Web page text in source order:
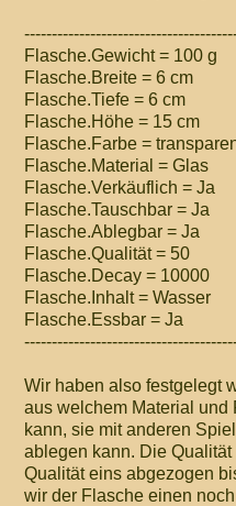
Flasche.Gewicht = 100 g
Flasche.Breite = 6 cm
Flasche.Tiefe = 6 cm
Flasche.Höhe = 15 cm
Flasche.Farbe =
Flasche.Material = Glas
Flasche.Verkäuflich = Ja
Flasche.Tauschbar = Ja
Flasche.Ablegbar = Ja
Flasche.Qualität = 50
Flasche.Decay = 10000
Flasche.Inhalt = Wasser
Flasche.Essbar = Ja
Wir haben also festgelegt
aus welchem Material und
kann, sie mit anderen
ablegen kann. Die
Qualität eins abgezogen
wir der Flasche einen